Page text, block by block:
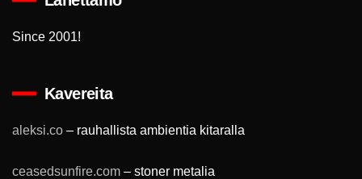
Since 2001!
Kavereita
aleksi.co – rauhallista ambientia kitaralla
ceasedsunfire.com – stoner metalia